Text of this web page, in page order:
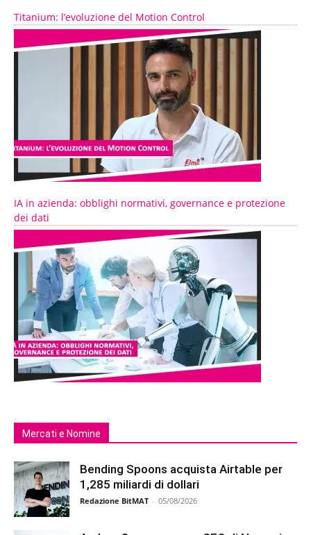
Titanium: l’evoluzione del Motion Control
IA in azienda: obblighi normativi, governance e protezione
dei dati
Mercati e Nomine
Bending Spoons acquista Airtable per
1,285 miliardi di dollari
Redazione BitMAT - 05/08/2026